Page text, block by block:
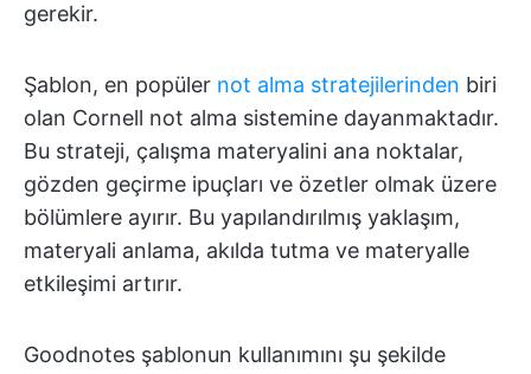
gerekir.
Şablon, en popüler not alma stratejilerinden biri
olan Cornell not alma sistemine dayanmaktadır.
Bu strateji, çalışma materyalini ana noktalar,
gözden geçirme ipuçları ve özetler olmak üzere
bölümlere ayırır. Bu yapılandırılmış yaklaşım,
materyali anlama, akılda tutma ve materyalle
etkileşimi artırır.
Goodnotes şablonun kullanımını şu şekilde